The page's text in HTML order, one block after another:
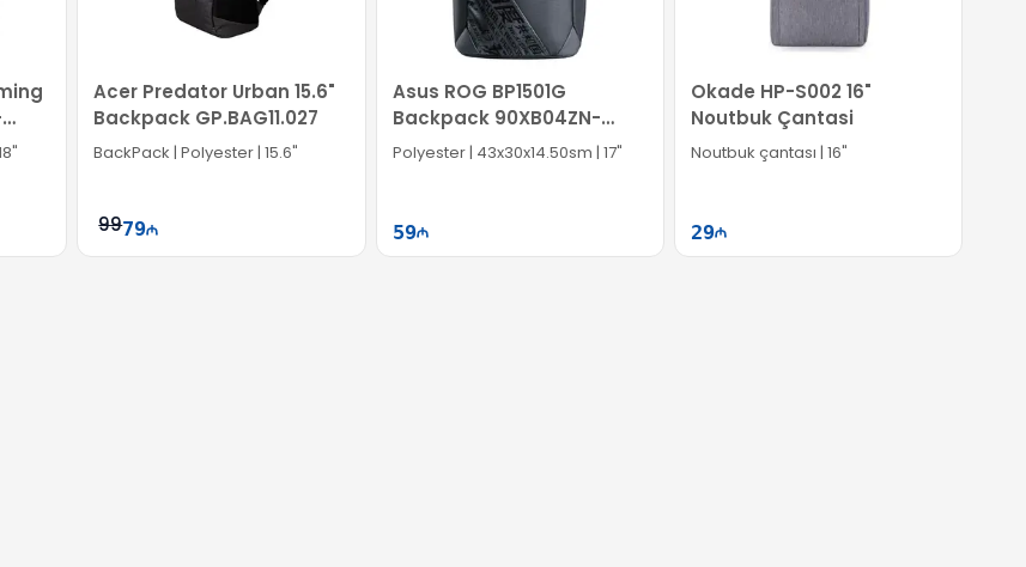
Acer Predator Urban 15.6"
Backpack GP.BAG11.027
BackPack | Polyester | 15.6"
9979
Asus ROG BP1501G
Backpack 90XB04ZN-
BBP020
Polyester | 43x30x14.50sm | 17"
59
Okade HP-S002 16"
Noutbuk Çantasi
Noutbuk çantası | 16"
29